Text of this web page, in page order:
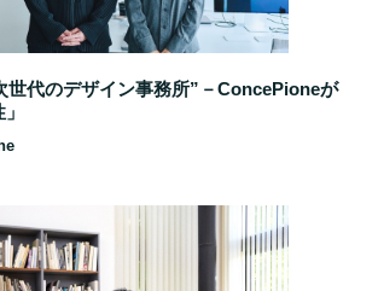
世代のデザイン事務所”－ConcePioneが